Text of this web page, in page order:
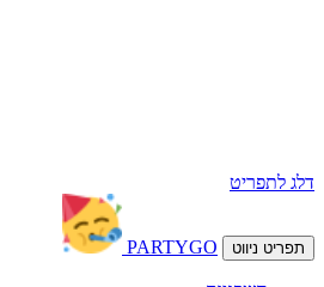
דלג לתפריט
תפריט ניווט PARTYGO